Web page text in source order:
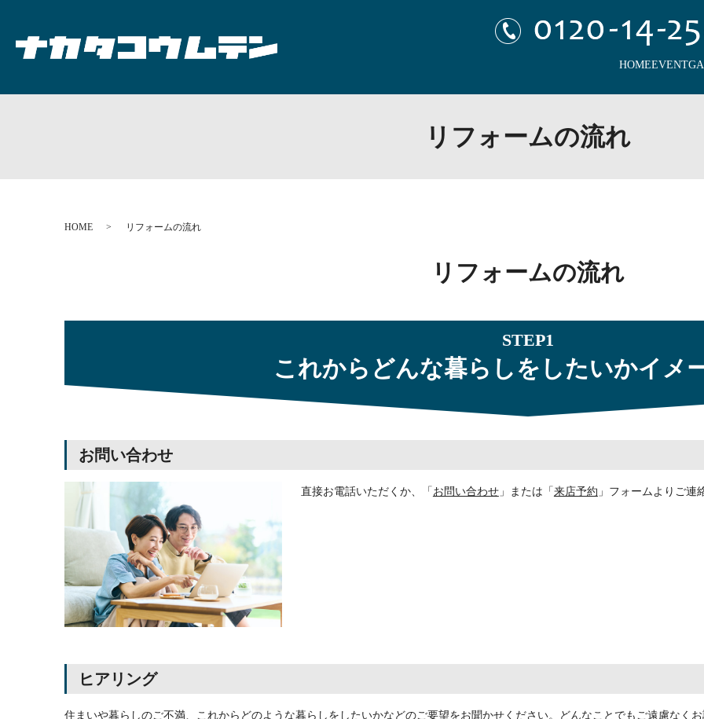
HOMEEVENT
リフォームの流れ
HOME リフォームの流れ
リフォームの流れ
STEP1
これからどんな暮らしをしたいかイメ
お問い合わせ
直接お電話いただくか、「 お問い合わせ」または「 来店予約 」フォームよりご連
ヒアリング
住まいや暮らしのご不満、これからどのような暮らしをしたいかなどのご要望をお聞かせください。どんなことでもご遠慮なくお